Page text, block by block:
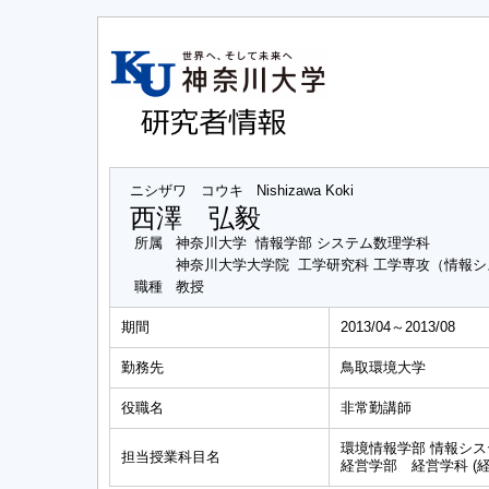
ニシザワ コウキ Nishizawa Koki
西澤 弘毅
所属
神奈川大学 情報学部 システム数理学科
神奈川大学大学院 工学研究科 工学専攻（情報
職種
教授
期間 2013/04～2013/08
勤務先 鳥取環境大学
役職名 非常勤講師
担当授業科目名
環境情報学部 情報シ
経営学部 経営学科 (